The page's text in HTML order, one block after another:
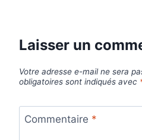
Laisser un
Votre adresse e-mail ne sera
obligatoires sont indiqués avec
Commentaire *